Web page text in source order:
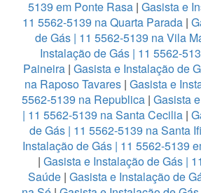
5139 em Ponte Rasa| Gasista e
11 5562-5139 na Quarta Parada|
de Gás | 11 5562-5139 na Vila
Instalação de Gás | 11 5562-
Paineira | Gasista e Instalação de
na Raposo Tavares| Gasista e
5562-5139 na Republica| Gasista
| 11 5562-5139 na Santa Cecilia|
de Gás | 11 5562-5139 na Santa
Instalação de Gás | 11 5562-5139
| Gasista e Instalação de Gás |
Saúde| Gasista e Instalação de